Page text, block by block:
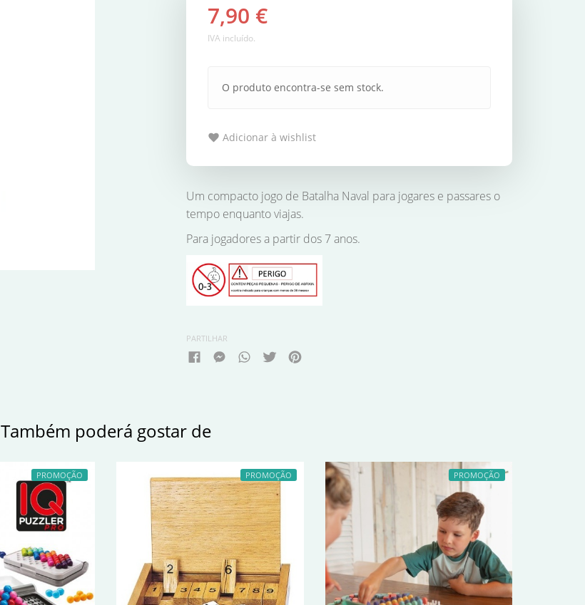
7,90 €
IVA incluído.
O produto encontra-se sem stock.
Adicionar à wishlist
Um compacto jogo de Batalha Naval para jogares e passares o
tempo enquanto viajas.
Para jogadores a partir dos 7 anos.
PARTILHAR
Também poderá gostar de
PROMOÇÃO PROMOÇÃO PROMOÇÃO